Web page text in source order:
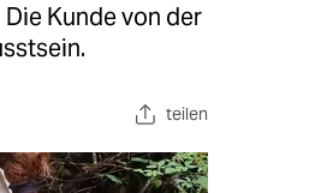
Kunde von der
teilen